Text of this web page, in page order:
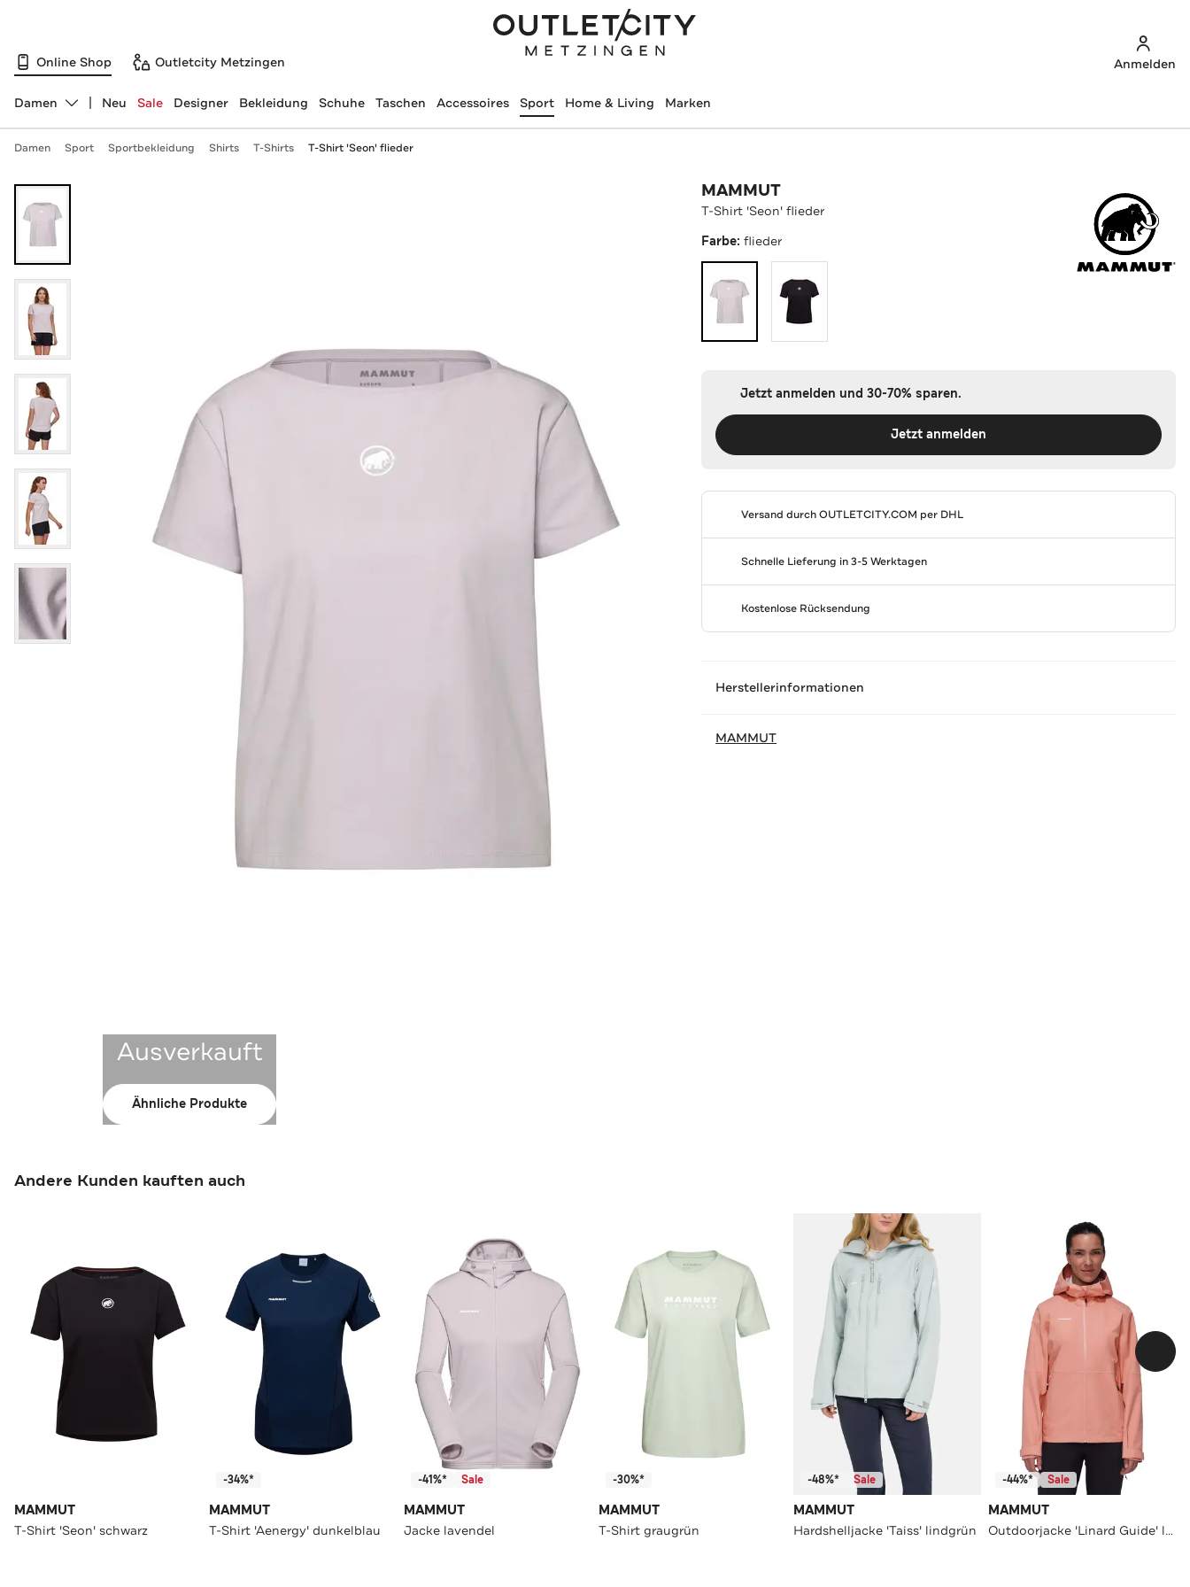
Online Shop Outletcity Metzingen Anmelden
Abteilung ändern, ausgewählt:
Damen Neu Sale Designer Bekleidung Schuhe Taschen Accessoires Sport Home & Living Marken
Damen Sport Sportbekleidung Shirts T-Shirts T-Shirt 'Seon' flieder
Ausverkauft
Ähnliche Produkte
MAMMUT
T-Shirt 'Seon' flieder
Farbe:flieder
Jetzt anmelden und 30-70% sparen.
Jetzt anmelden
Versand durchOUTLETCITY.COM per DHL
Schnelle Lieferung in 3-5 Werktagen
Kostenlose Rücksendung
Herstellerinformationen
MAMMUT
Andere Kunden kauften auch
MAMMUT
T-Shirt 'Seon' schwarz
-34%*
MAMMUT
T-Shirt 'Aenergy' dunkelblau
-41%* Sale
MAMMUT
Jacke lavendel
-30%*
MAMMUT
T-Shirt graugrün
-48%* Sale
MAMMUT
Hardshelljacke 'Taiss' lindgrün
-44%* Sale
MAMMUT
Outdoorjacke 'Linard Guide' lachs